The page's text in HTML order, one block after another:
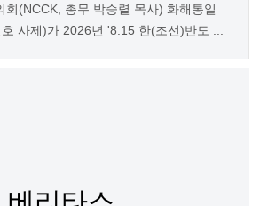
회(NCCK, 총무 박승렬 목사) 화해통일
사제)가 2026년 '8.15 한(조선)반도 ...